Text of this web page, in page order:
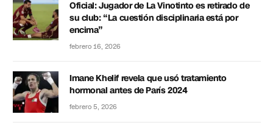
Oficial: Jugador de La Vinotinto es retirado de
su club: “La cuestión disciplinaria está por
encima”
febrero 16, 2026
Imane Khelif revela que usó tratamiento
hormonal antes de París 2024
febrero 5, 2026